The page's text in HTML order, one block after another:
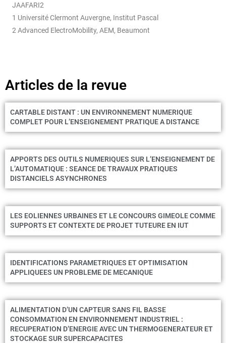
JAAFARI2
1 Université Clermont Auvergne, Institut Pascal
2 Advanced ElectroMobility, AEM, Beaumont
Articles de la revue
CARTABLE DISTANT : UN ENVIRONNEMENT NUMERIQUE
COMPLET POUR L’ENSEIGNEMENT PRATIQUE A DISTANCE
APPORTS DES OUTILS NUMERIQUES SUR L’ENSEIGNEMENT DE
L’AUTOMATIQUE : SEANCE DE TRAVAUX PRATIQUES
DISTANCIELS ASYNCHRONES
LES EOLIENNES URBAINES ET LE CONCOURS GIMEOLE COMME
SUPPORTS ET CONTEXTE DE PROJET TUTEURE EN IUT
IDENTIFICATIONS PARAMETRIQUES ET OPTIMISATION
APPLIQUEES UN PROBLEME DE MECANIQUE
ALIMENTATION D’UN CAPTEUR SANS FIL BASSE
CONSOMMATION EN ENVIRONNEMENT INDUSTRIEL :
RECUPERATION D’ENERGIE AVEC UN THERMOGENERATEUR ET
STOCKAGE SUR SUPERCAPACITES